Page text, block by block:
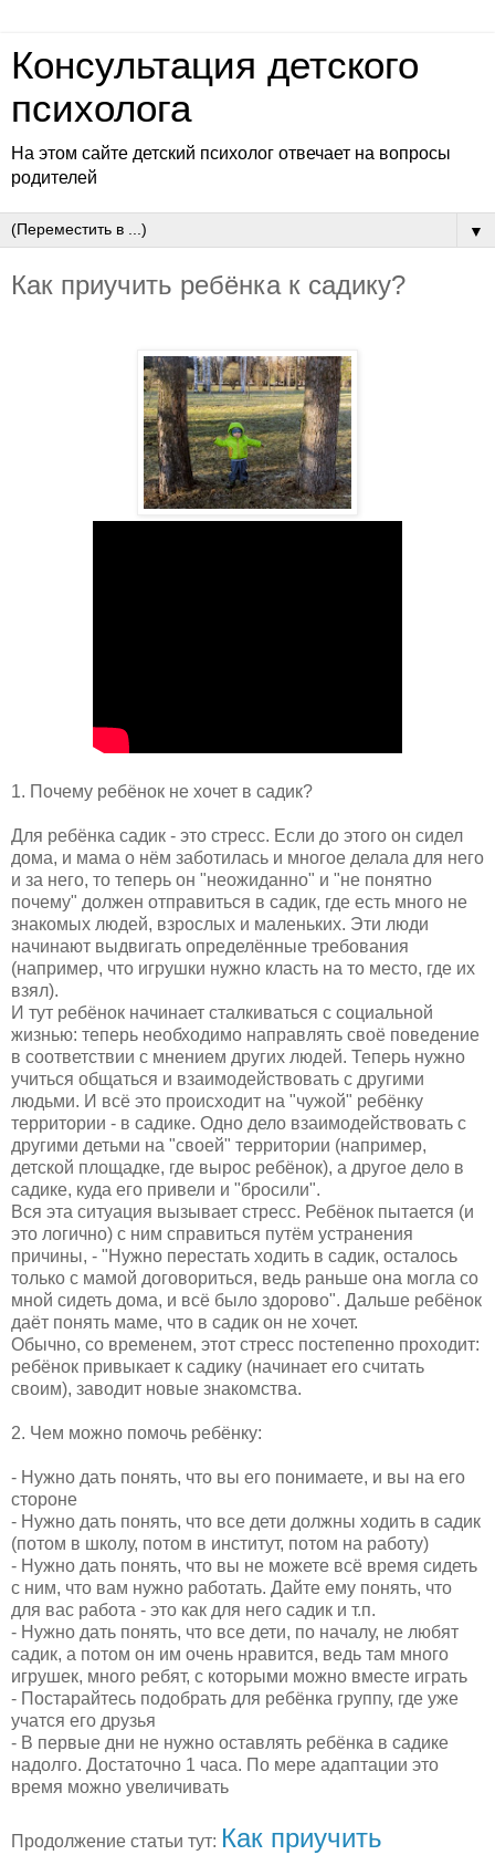
Консультация детского
психолога
На этом сайте детский психолог отвечает на вопросы
родителей
▼
Как приучить ребёнка к садику?
1. Почему ребёнок не хочет в садик?
Для ребёнка садик - это стресс. Если до этого он сидел
дома, и мама о нём заботилась и многое делала для него
и за него, то теперь он "неожиданно" и "не понятно
почему" должен отправиться в садик, где есть много не
знакомых людей, взрослых и маленьких. Эти люди
начинают выдвигать определённые требования
(например, что игрушки нужно класть на то место, где их
взял).
И тут ребёнок начинает сталкиваться с социальной
жизнью: теперь необходимо направлять своё поведение
в соответствии с мнением других людей. Теперь нужно
учиться общаться и взаимодействовать с другими
людьми. И всё это происходит на "чужой" ребёнку
территории - в садике. Одно дело взаимодействовать с
другими детьми на "своей" территории (например,
детской площадке, где вырос ребёнок), а другое дело в
садике, куда его привели и "бросили".
Вся эта ситуация вызывает стресс. Ребёнок пытается (и
это логично) с ним справиться путём устранения
причины, - "Нужно перестать ходить в садик, осталось
только с мамой договориться, ведь раньше она могла со
мной сидеть дома, и всё было здорово". Дальше ребёнок
даёт понять маме, что в садик он не хочет.
Обычно, со временем, этот стресс постепенно проходит:
ребёнок привыкает к садику (начинает его считать
своим), заводит новые знакомства.
2. Чем можно помочь ребёнку:
- Нужно дать понять, что вы его понимаете, и вы на его
стороне
- Нужно дать понять, что все дети должны ходить в садик
(потом в школу, потом в институт, потом на работу)
- Нужно дать понять, что вы не можете всё время сидеть
с ним, что вам нужно работать. Дайте ему понять, что
для вас работа - это как для него садик и т.п.
- Нужно дать понять, что все дети, по началу, не любят
садик, а потом он им очень нравится, ведь там много
игрушек, много ребят, с которыми можно вместе играть
- Постарайтесь подобрать для ребёнка группу, где уже
учатся его друзья
- В первые дни не нужно оставлять ребёнка в садике
надолго. Достаточно 1 часа. По мере адаптации это
время можно увеличивать
Продолжение статьи тут: Как приучить